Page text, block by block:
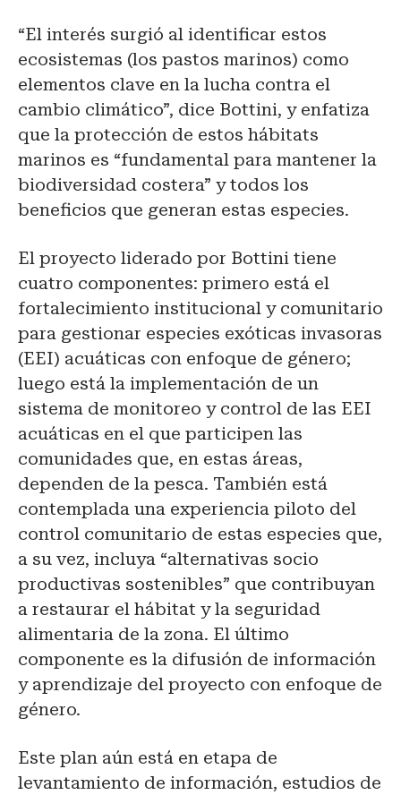
“El interés surgió al identificar estos
ecosistemas (los pastos marinos) como
elementos clave en la lucha contra el
cambio climático”, dice Bottini, y enfatiza
que la protección de estos hábitats
marinos es “fundamental para mantener la
biodiversidad costera” y todos los
beneficios que generan estas especies.
El proyecto liderado por Bottini tiene
cuatro componentes: primero está el
fortalecimiento institucional y comunitario
para gestionar especies exóticas invasoras
(EEI) acuáticas con enfoque de género;
luego está la implementación de un
sistema de monitoreo y control de las EEI
acuáticas en el que participen las
comunidades que, en estas áreas,
dependen de la pesca. También está
contemplada una experiencia piloto del
control comunitario de estas especies que,
a su vez, incluya “alternativas socio
productivas sostenibles” que contribuyan
a restaurar el hábitat y la seguridad
alimentaria de la zona. El último
componente es la difusión de información
y aprendizaje del proyecto con enfoque de
género.
Este plan aún está en etapa de
levantamiento de información, estudios de